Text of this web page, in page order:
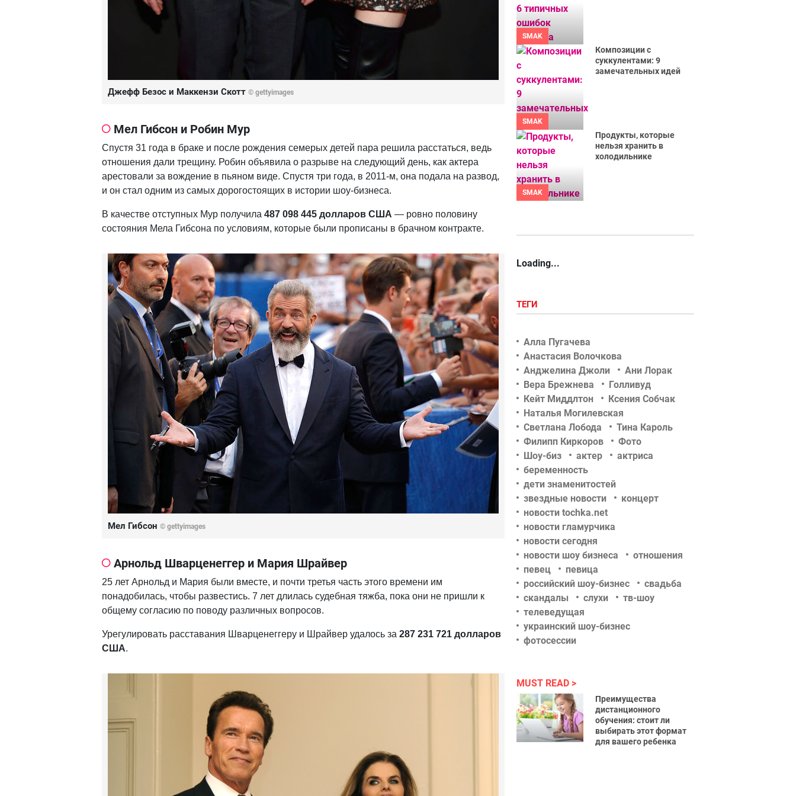
Джефф Безос и Маккензи Скотт © gettyimages
Мел Гибсон и Робин Мур
Спустя 31 года в браке и после рождения семерых детей пара решила расстаться, ведь
отношения дали трещину. Робин объявила о разрыве на следующий день, как актера
арестовали за вождение в пьяном виде. Спустя три года, в 2011-м, она подала на развод,
и он стал одним из самых дорогостоящих в истории шоу-бизнеса.
В качестве отступных Мур получила 487 098 445 долларов США — ровно половину
состояния Мела Гибсона по условиям, которые были прописаны в брачном контракте.
Мел Гибсон © gettyimages
Арнольд Шварценеггер и Мария Шрайвер
25 лет Арнольд и Мария были вместе, и почти третья часть этого времени им
понадобилась, чтобы развестись. 7 лет длилась судебная тяжба, пока они не пришли к
общему согласию по поводу различных вопросов.
Урегулировать расставания Шварценеггеру и Шрайвер удалось за 287 231 721 долларов
США.
SMAK
SMAK
Композиции с
суккулентами: 9
замечательных идей
SMAK
Продукты, которые
нельзя хранить в
холодильнике
Loading...
ТЕГИ
Алла Пугачева
Анастасия Волочкова
Анджелина Джоли
Ани Лорак
Вера Брежнева
Голливуд
Кейт Миддлтон
Ксения Собчак
Наталья Могилевская
Светлана Лобода
Тина Кароль
Филипп Киркоров
Фото
Шоу-биз
актер
актриса
беременность
дети знаменитостей
звездные новости
концерт
новости tochka.net
новости гламурчика
новости сегодня
новости шоу бизнеса
отношения
певец
певица
российский шоу-бизнес
свадьба
скандалы
слухи
тв-шоу
телеведущая
украинский шоу-бизнес
фотосессии
MUST READ
Преимущества
дистанционного
обучения: стоит ли
выбирать этот формат
для вашего ребенка